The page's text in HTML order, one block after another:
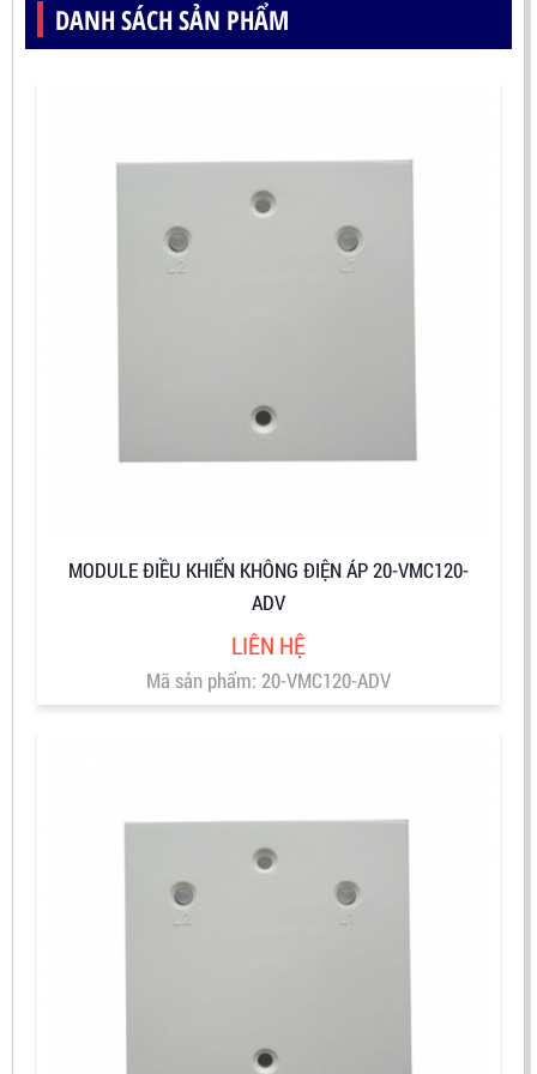
DANH SÁCH SẢN PHẨM
MODULE ĐIỀU KHIỂN KHÔNG ĐIỆN ÁP 20-VMC120-
ADV
LIÊN HỆ
Mã sản phẩm: 20-VMC120-ADV